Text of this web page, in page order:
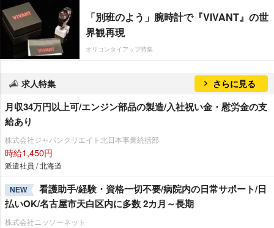
「別班のよう」腕時計で『VIVANT』の世
界観再現
オリコンタイアップ特集
求人特集 さらに見る
月収34万円以上可/エンジン部品の製造/入社祝い金・慰労金の支
給あり
株式会社ジャパンクリエイト北日本事業統括部
時給1,450円
派遣社員 / 北海道
NEW
看護助手/経験・資格一切不要/病院内の日常サポート/日
払いOK/名古屋市天白区内に多数 2カ月～長期
株式会社ニッソーネット